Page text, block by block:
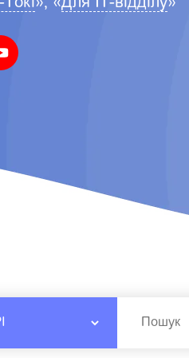
Токі», «Для ІТ-відділу»